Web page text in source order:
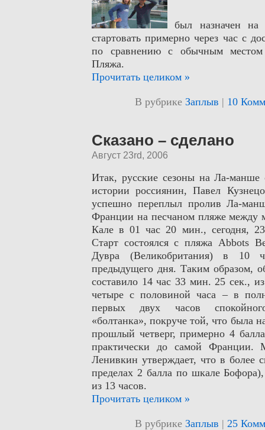
был назначен
стартовать примерно через час с
по сравнению с обычным местом
Пляжа.
Прочитать целиком »
В рубрике Заплыв | 10
Сказано – сделано
Август 23rd, 2006
Итак, русские сезоны на Ла-
истории россиянин, Павел
успешно переплыл пролив Ла-
Франции на песчаном пляже между
Кале в 01 час 20 мин., сегодня, 23
Старт состоялся с пляжа Abbots
Дувра (Великобритания) в 10
предыдущего дня. Таким образом,
составило 14 час 33 мин. 25 сек.,
четыре с половиной часа – в
первых двух часов
«болтанка», покруче той, что была
прошлый четверг, примерно 4
практически до самой Франции.
Ленивкин утверждает, что в более
пределах 2 балла по шкале
из 13 часов.
Прочитать целиком »
В рубрике Заплыв | 25